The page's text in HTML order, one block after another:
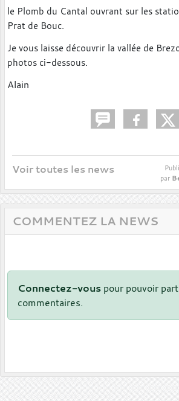
le Plomb du Cantal ouvrant sur les
Prat de Bouc.
Je vous laisse découvrir la vallée de
photos ci-dessous.
Alain
Voir toutes les news
par
COMMENTEZ LA NEWS
Connectez-vous pour pouvoir
commentaires.